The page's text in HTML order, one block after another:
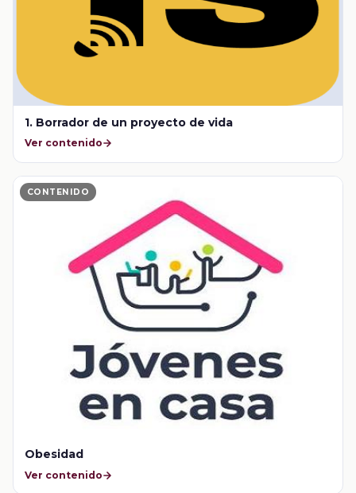
1. Borrador de un proyecto de vida
Ver contenido
CONTENIDO
Obesidad
Ver contenido